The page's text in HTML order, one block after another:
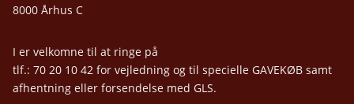
8000 Århus C
I er velkomne til at ringe på
tlf.: 70 20 10 42 for vejledning og til specielle GAVEKØB samt
afhentning eller forsendelse med GLS.